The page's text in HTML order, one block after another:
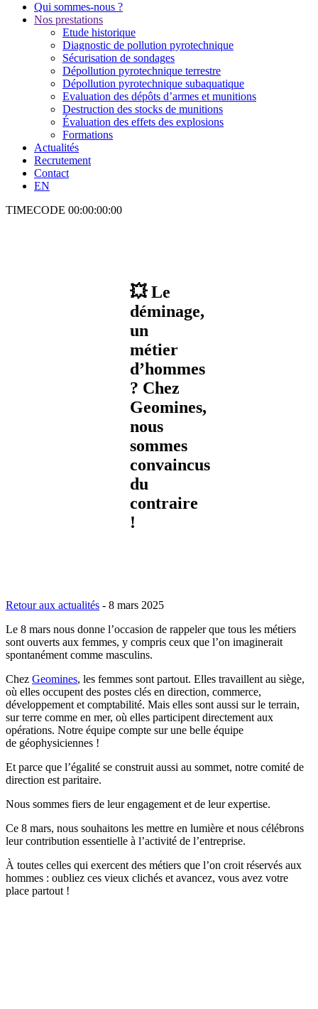
Qui sommes-nous ?
Nos prestations
Etude historique
Diagnostic de pollution pyrotechnique
Sécurisation de sondages
Dépollution pyrotechnique terrestre
Dépollution pyrotechnique subaquatique
Evaluation des dépôts d’armes et munitions
Destruction des stocks de munitions
Évaluation des effets des explosions
Formations
Actualités
Recrutement
Contact
EN
TIMECODE 00:00:00:00
💥 Le
déminage,
un
métier
d’hommes
? Chez
Geomines,
nous
sommes
convaincus
du
contraire
!
Retour aux actualités - 8 mars 2025
Le 8 mars nous donne l’occasion de rappeler que tous les métiers
sont ouverts aux femmes, y compris ceux que l’on imaginerait
spontanément comme masculins.
Chez Geomines, les femmes sont partout. Elles travaillent au siège,
où elles occupent des postes clés en direction, commerce,
développement et comptabilité. Mais elles sont aussi sur le terrain,
sur terre comme en mer, où elles participent directement aux
opérations. Notre équipe compte sur une belle équipe
de géophysiciennes !
Et parce que l’égalité se construit aussi au sommet, notre comité de
direction est paritaire.
Nous sommes fiers de leur engagement et de leur expertise.
Ce 8 mars, nous souhaitons les mettre en lumière et nous célébrons
leur contribution essentielle à l’activité de l’entreprise.
À toutes celles qui exercent des métiers que l’on croit réservés aux
hommes : oubliez ces vieux clichés et avancez, vous avez votre
place partout !